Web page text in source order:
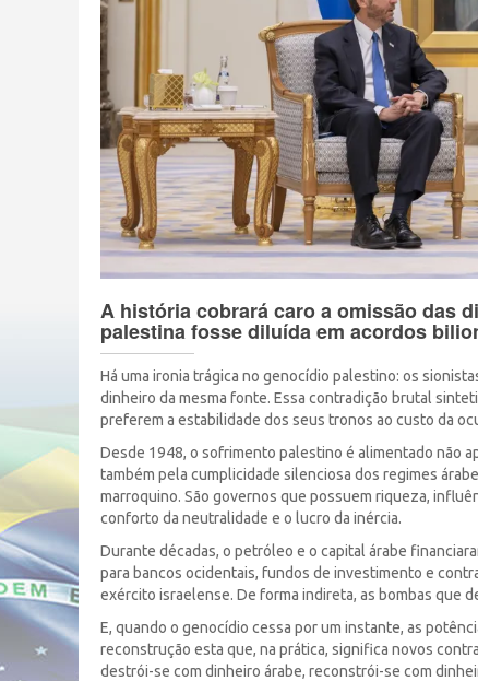
A história cobrará caro a omissão das
palestina fosse diluída em acordos
Há uma ironia trágica no genocídio palestino: os
dinheiro da mesma fonte. Essa contradição brutal
preferem a estabilidade dos seus tronos ao custo da
Desde 1948, o sofrimento palestino é alimentado não
também pela cumplicidade silenciosa dos regimes
marroquino. São governos que possuem riqueza,
conforto da neutralidade e o lucro da inércia.
Durante décadas, o petróleo e o capital árabe
para bancos ocidentais, fundos de investimento e
exército israelense. De forma indireta, as bombas que
E, quando o genocídio cessa por um instante, as
reconstrução esta que, na prática, significa novos
destrói-se com dinheiro árabe, reconstrói-se com